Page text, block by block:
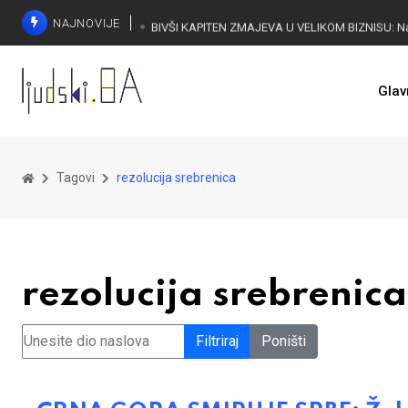
NAJNOVIJE
Tagovi rezolucija srebrenica
rezolucija srebrenica
Unesite dio naslova Filtriraj Poništi